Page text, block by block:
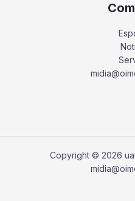
Copyright © 2026